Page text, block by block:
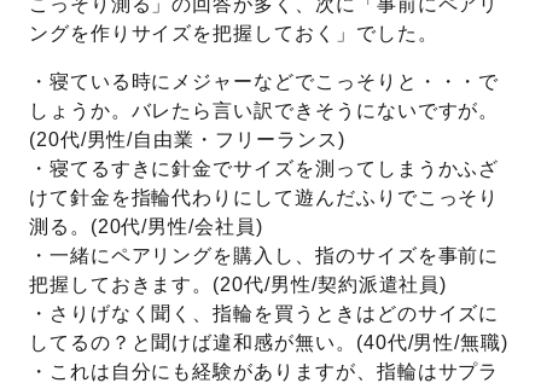
こっそり測る」の回答が多く、次に「事前にペアリ
ングを作りサイズを把握しておく」でした。
・寝ている時にメジャーなどでこっそりと・・・で
しょうか。バレたら言い訳できそうにないですが。
(20代/男性/自由業・フリーランス)
・寝てるすきに針金でサイズを測ってしまうかふざ
けて針金を指輪代わりにして遊んだふりでこっそり
測る。(20代/男性/会社員)
・一緒にペアリングを購入し、指のサイズを事前に
把握しておきます。(20代/男性/契約派遣社員)
・さりげなく聞く、指輪を買うときはどのサイズに
してるの？と聞けば違和感が無い。(40代/男性/無職)
・これは自分にも経験がありますが、指輪はサプラ